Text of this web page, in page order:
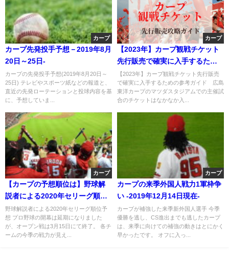
カープ
カープ先発投手予想－2019年8月
20日～25日-
カープの先発投手予想(2019年8月20日～
25日) テレビやスポーツ紙などの報道と、
直近の先発ローテーションと投球内容を基
に、予想していま...
カープ
【2023年】カープ観戦チケット
先行販売で確実に入手するため
の攻略ガイド
【2023年】カープ観戦チケット先行販売
で確実に入手するための参考ガイド 広島
東洋カープのマツダスタジアムでの主催試
合のチケットはなかなか入...
カープ
【カープの予想順位は】野球解
説者による2020年セリーグ順位
予想まとめ -3月20日現在-
野球解説者による2020年セリーグ順位予
想 プロ野球の開幕は延期になりました
が、オープン戦は3月15日にて終了。 各チ
ームの今季の戦力が見え...
カープ
カープの来季外国人戦力1軍枠争
い -2019年12月14日現在-
カープが補強した来季新外国人選手 今季
優勝を逃し、CS進出までも逃したカープ
は、来季に向けての補強の動きはとにかく
早かったです。 オフに入っ...